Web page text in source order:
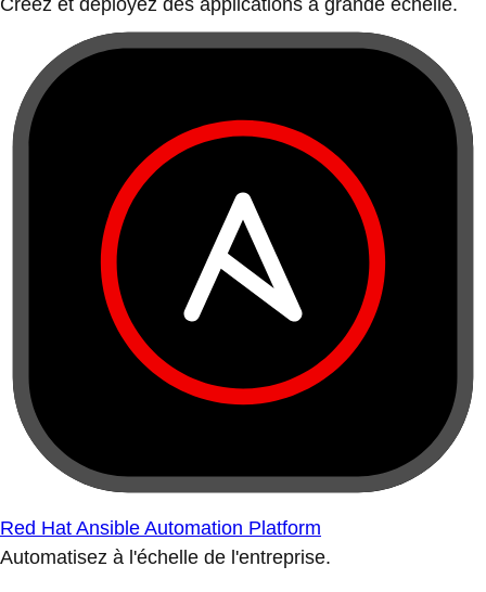
Créez et déployez des applications à grande échelle.
Red Hat Ansible Automation Platform
Automatisez à l'échelle de l'entreprise.